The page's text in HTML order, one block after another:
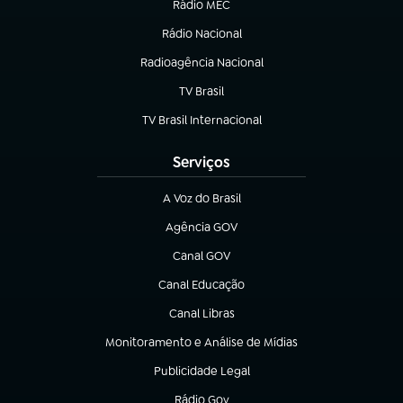
Rádio MEC
Rádio Nacional
(abre em nova aba)
Radioagência Nacional
(abre em nova aba)
TV Brasil
(abre em nova aba)
TV Brasil Internacional
(abre em nova aba)
Serviços
A Voz do Brasil
(abre em nova aba)
Agência GOV
(abre em nova aba)
Canal GOV
(abre em nova aba)
Canal Educação
(abre em nova aba)
Canal Libras
(abre em nova aba)
Monitoramento e Análise de Mídias
(abre em nova aba)
Publicidade Legal
(abre em nova aba)
Rádio Gov